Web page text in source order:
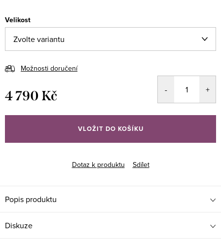
Velikost
Možnosti doručení
4 790 Kč
cena:
VLOŽIT DO KOŠÍKU
Dotaz k produktu Sdílet
Popis produktu
Diskuze